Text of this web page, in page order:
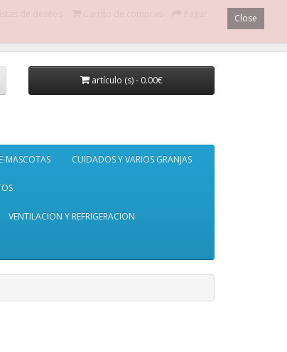
artículo (s) - 0.00€
MASCOTAS CUIDADOS Y VARIOS GRANJAS
VENTILACION Y REFRIGERACION
Close